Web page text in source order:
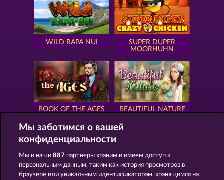
WILD RAPA NUI
SUPER DUPER
MOORHUHN
BOOK OF THE AGES BEAUTIFUL NATURE
SIMPLY THE BEST ROYAL SEVEN
Мы заботимся о вашей
конфиденциальности
Мы и наши887 партнеры храним и имеем доступ к
персональным данным, таким как история просмотров в
браузере или уникальным идентификаторам, хранящимся на